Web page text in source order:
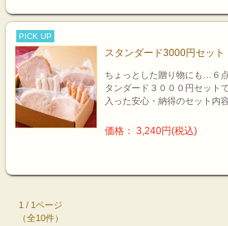
PICK UP
スタンダード3000円セット
ちょっとした贈り物にも…６
タンダード３０００円セット
入った安心・納得のセット内容
価格： 3,240円(税込)
1 / 1ページ
（全10件）